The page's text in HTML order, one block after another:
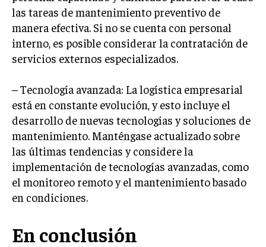
las tareas de mantenimiento preventivo de
manera efectiva. Si no se cuenta con personal
interno, es posible considerar la contratación de
servicios externos especializados.
– Tecnología avanzada: La logística empresarial
está en constante evolución, y esto incluye el
desarrollo de nuevas tecnologías y soluciones de
mantenimiento. Manténgase actualizado sobre
las últimas tendencias y considere la
implementación de tecnologías avanzadas, como
el monitoreo remoto y el mantenimiento basado
en condiciones.
En conclusión